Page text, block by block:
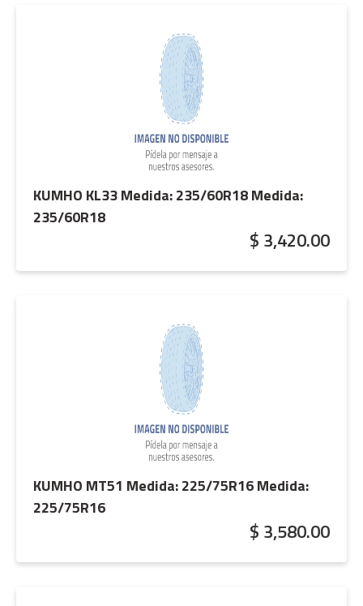
KUMHO KL33 Medida: 235/60R18Medida:
235/60R18
$ 3,420.00
KUMHO MT51 Medida: 225/75R16Medida:
225/75R16
$ 3,580.00